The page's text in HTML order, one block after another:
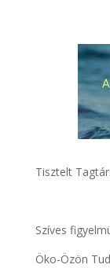
Tisztelt
Szíves
Öko-Özön